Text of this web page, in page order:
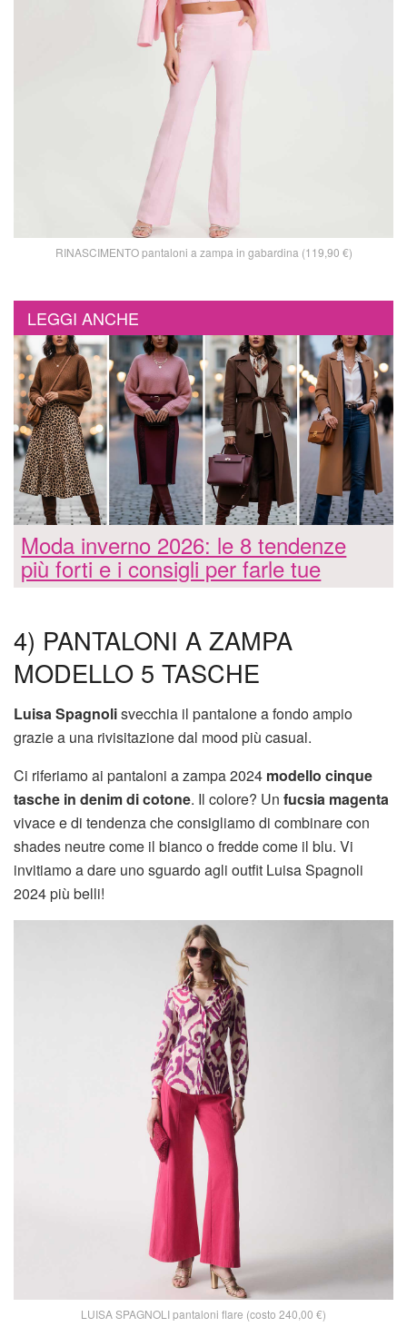
RINASCIMENTO pantaloni a zampa in gabardina (119,90 €)
LEGGI ANCHE
Moda inverno 2026: le 8 tendenze
più forti e i consigli per farle tue
4) PANTALONI A ZAMPA
MODELLO 5 TASCHE
Luisa Spagnolisvecchia il pantalone a fondo ampio
grazie a una rivisitazione dal mood più casual.
Ci riferiamo ai pantaloni a zampa 2024 modello cinque
tasche in denim di cotone. Il colore? Un fucsia magenta
vivace e di tendenza che consigliamo di combinare con
shades neutre come il bianco o fredde come il blu. Vi
invitiamo a dare uno sguardo agli outfit Luisa Spagnoli
2024 più belli!
LUISA SPAGNOLI pantaloni flare (costo 240,00 €)